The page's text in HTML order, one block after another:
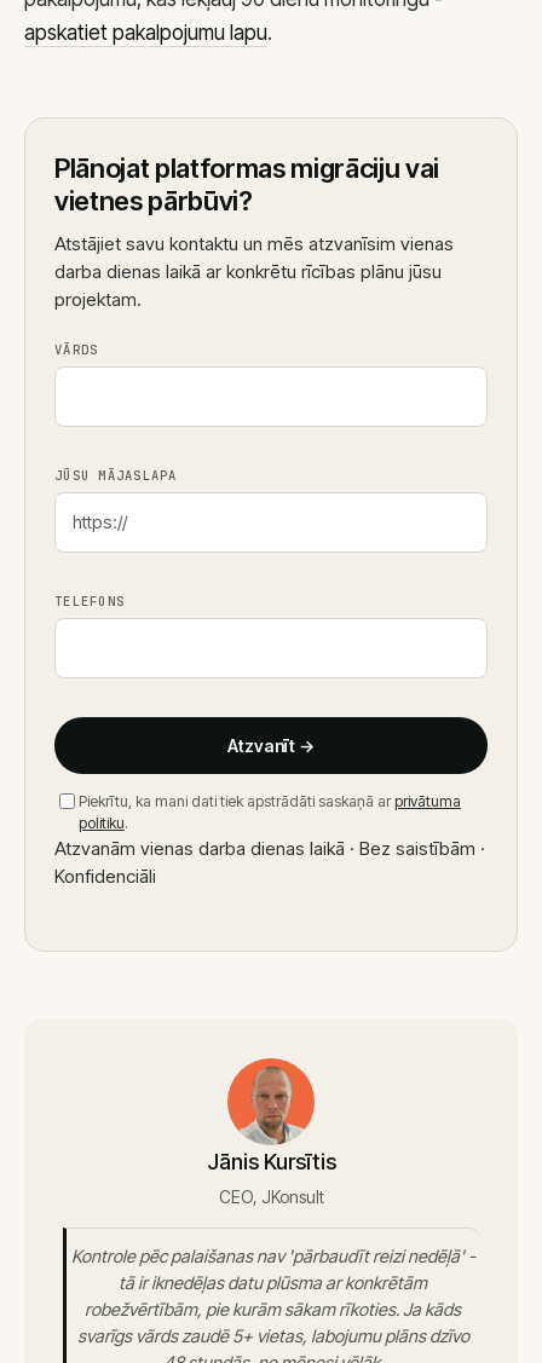
apskatiet pakalpojumu lapu.
Plānojat platformas migrāciju vai
vietnes pārbūvi?
Atstājiet savu kontaktu un mēs atzvanīsim vienas
darba dienas laikā ar konkrētu rīcības plānu jūsu
projektam.
VĀRDS
JŪSU MĀJASLAPA
TELEFONS
Atzvanīt →
Piekrītu, ka mani dati tiek apstrādāti saskaņā ar privātuma
politiku.
Atzvanām vienas darba dienas laikā · Bez saistībām ·
Konfidenciāli
Jānis Kursītis
CEO, JKonsult
Kontrole pēc palaišanas nav 'pārbaudīt reizi nedēļā' -
tā ir iknedēļas datu plūsma ar konkrētām
robežvērtībām, pie kurām sākam rīkoties. Ja kāds
svarīgs vārds zaudē 5+ vietas, labojumu plāns dzīvo